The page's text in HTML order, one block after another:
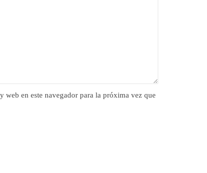
web en este navegador para la próxima vez que